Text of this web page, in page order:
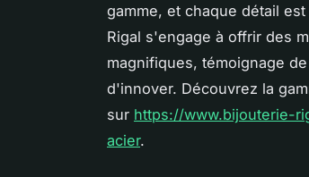
gamme, et chaque détail
Rigal s'engage à offrir des
magnifiques, témoignage
d'innover. Découvrez la
sur https://www.bijouterie-
acier.